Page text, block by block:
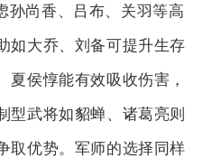
孙尚香、吕布、关羽等高
如大乔、刘备可提升生存
夏侯惇能有效吸收伤害，
型武将如貂蝉、诸葛亮则
取优势。军师的选择同样